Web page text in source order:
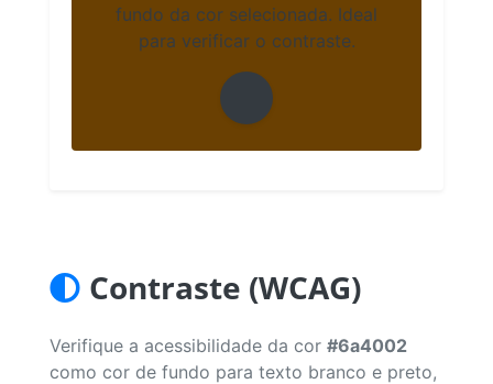
fundo da cor selecionada. Ideal
para verificar o contraste.
Contraste (WCAG)
Verifique a acessibilidade da cor #6a4002
como cor de fundo para texto branco e preto,